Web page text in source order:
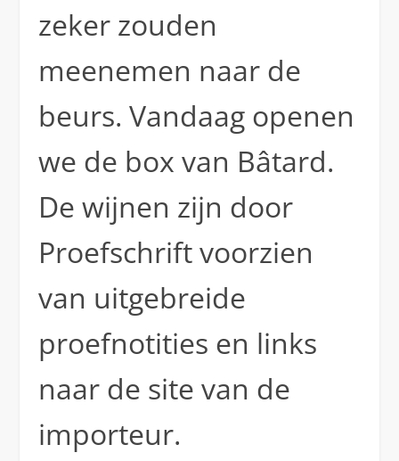
zeker zouden
meenemen naar de
beurs. Vandaag openen
we de box van Bâtard.
De wijnen zijn door
Proefschrift voorzien
van uitgebreide
proefnotities en links
naar de site van de
importeur.